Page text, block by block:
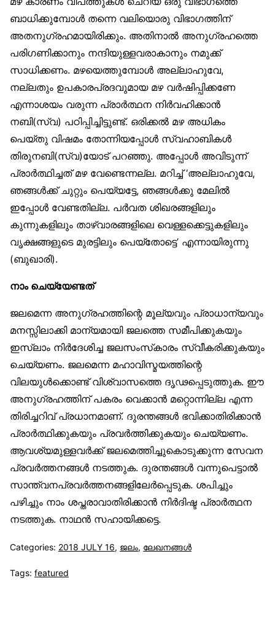
ബാധിക്കുമ്പോൾ തന്നെ വലിയൊരു വിഭാഗത്തിന്
അതനുഗ്രഹമായിരിക്കും. അതിനാൽ അനുഗ്രഹത്തെ
പരിഗണിക്കാനും നന്ദിയുള്ളവരാകാനും നമുക്ക്
സാധിക്കണം. മഴയെത്തുമ്പോൾ അല്ലാഹുവേ,
നല്ലതും ഉപകാരപ്രദവുമായ മഴ വർഷിപ്പിക്കണേ
എന്നാശയം വരുന്ന പ്രാർത്ഥന നിർവഹിക്കാൻ
നബി(സ്വ) പഠിപ്പിച്ചിട്ടുണ്ട്. ഒരിക്കൽ മഴ അധികം
പെയ്തു വിഷമം തോന്നിയപ്പോൾ സ്വഹാബികൾ
തിരുനബി(സ്വ)യോട് പറഞ്ഞു. അപ്പോൾ അവിടുന്ന്
പ്രാർത്ഥിച്ചത് മഴ വേണ്ടെന്നല്ല. മറിച്ച് ‘അല്ലാഹുവേ,
ഞങ്ങൾക്ക് ചുറ്റും പെയ്യട്ടേ, ഞങ്ങൾക്കു മേലിൽ
ഇപ്പോൾ വേണ്ടതില്ല. പർവത ശിഖരങ്ങളിലും
കുന്നുകളിലും താഴ്‌വാരങ്ങളിലെ വെള്ളക്കെട്ടുകളിലും
വൃക്ഷങ്ങളുടെ മുരട്ടിലും പെയ്‌തോട്ടെ’ എന്നായിരുന്നു
(ബുഖാരി).
നാം ചെയ്യേണ്ടത്
ജലമെന്ന അനുഗ്രഹത്തിന്റെ മൂല്യവും പ്രാധാന്യവും
മനസ്സിലാക്കി മാന്യമായി ജലത്തെ സമീപിക്കുകയും
ഇസ്‌ലാം നിർദേശിച്ച ജലസംസ്‌കാരം സ്വീകരിക്കുകയും
ചെയ്യണം. ജലമെന്ന മഹാവിസ്മയത്തിന്റെ
വിലയുൾക്കൊണ്ട് വിശ്വാസത്തെ ദൃഢപ്പെടുത്തുക. ഈ
അനുഗ്രഹത്തിന് പകരം വെക്കാൻ മറ്റൊന്നില്ല എന്ന
തിരിച്ചറിവ് പ്രധാനമാണ്. ദുരന്തങ്ങൾ ഭവിക്കാതിരിക്കാൻ
പ്രാർത്ഥിക്കുകയും പ്രവർത്തിക്കുകയും ചെയ്യണം.
ആവശ്യമുള്ളവർക്ക് ജലമെത്തിച്ചുകൊടുക്കുന്ന സേവന
പ്രവർത്തനങ്ങൾ നടത്തുക. ദുരന്തങ്ങൾ വന്നുപെട്ടാൽ
സാന്ത്വനപ്രവർത്തനങ്ങളിലേർപ്പെടുക. ശപിച്ചും
പഴിച്ചും നാം ശപ്തരാവാതിരിക്കാൻ നിർദിഷ്ട പ്രാർത്ഥന
നടത്തുക. നാഥൻ സഹായിക്കട്ടെ.
Categories: 2018 JULY 16, ജലം, ലേഖനങ്ങള്‍
Tags: featured